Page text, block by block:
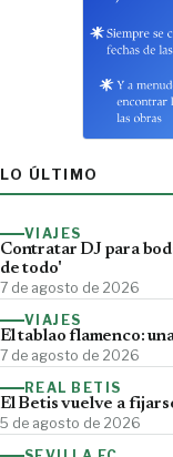
LO ÚLTIMO
VIAJES
Contratar DJ para
de todo'
7 de agosto de 2026
VIAJES
El tablao flamenco:
7 de agosto de 2026
REAL BETIS
El Betis vuelve a
5 de agosto de 2026